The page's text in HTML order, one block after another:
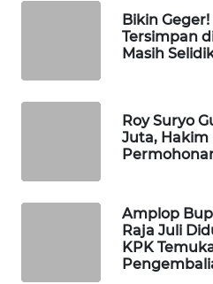
Bikin
Tersimpan
Masih
Roy Suryo
Juta,
Amplop
Raja Juli
KPK